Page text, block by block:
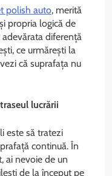
polish auto, merită
propria logică de
diferență
ce urmărești la
că suprafața nu
lucrării
este să tratezi
continuă. În
ai nevoie de un
de la început pe